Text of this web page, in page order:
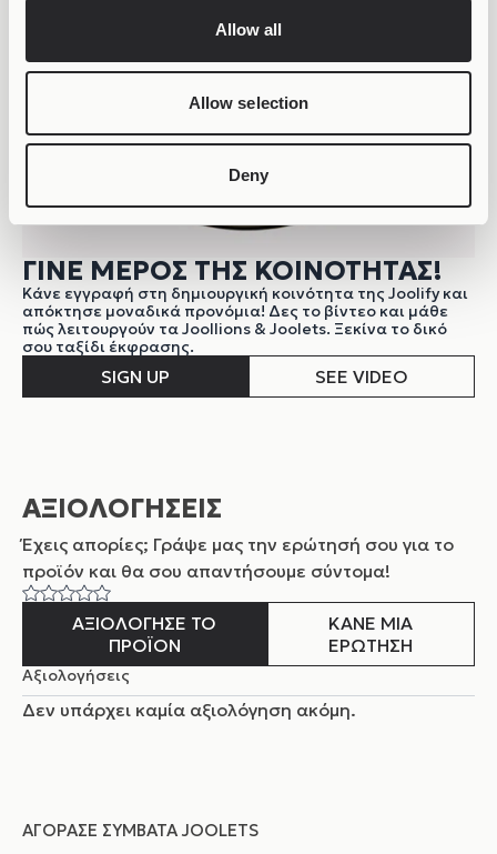
Allow all
Allow selection
Deny
ΓΙΝΕ ΜΕΡΟΣ ΤΗΣ ΚΟΙΝΟΤΗΤΑΣ!
Κάνε εγγραφή στη δημιουργική κοινότητα της Joolify και
απόκτησε μοναδικά προνόμια! Δες το βίντεο και μάθε
πώς λειτουργούν τα Joollions & Joolets. Ξεκίνα το δικό
σου ταξίδι έκφρασης.
SIGN UP SEE VIDEO
ΑΞΙΟΛΟΓΗΣΕΙΣ
Έχεις απορίες; Γράψε μας την ερώτησή σου για το
προϊόν και θα σου απαντήσουμε σύντομα!
ΑΞΙΟΛΟΓΗΣΕ ΤΟ
ΠΡΟΪΟΝ
ΚΑΝΕ ΜΙΑ
ΕΡΩΤΗΣΗ
Αξιολογήσεις
Δεν υπάρχει καμία αξιολόγηση ακόμη.
ΑΓΌΡΑΣΕ ΣΥΜΒΑΤΆ JOOLETS